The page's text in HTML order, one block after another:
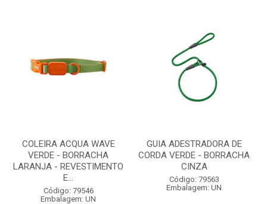
COLEIRA ACQUA WAVE
VERDE - BORRACHA
LARANJA - REVESTIMENTO
E...
Código: 79546
Embalagem: UN
GUIA ADESTRADORA DE
CORDA VERDE - BORRACHA
CINZA
Código: 79563
Embalagem: UN